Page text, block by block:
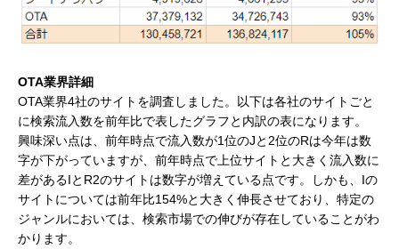
OTA業界詳細
OTA業界4社のサイトを調査しました。以下は各社のサイトごと
に検索流入数を前年比で表したグラフと内訳の表になります。
興味深い点は、前年時点で流入数が1位のJと2位のRは今年は数
字が下がっていますが、前年時点で上位サイトと大きく流入数に
差があるIとR2のサイトは数字が増えている点です。しかも、Iの
サイトについては前年比154%と大きく伸長させており、特定の
ジャンルにおいては、検索市場での伸びが存在していることがわ
かります。